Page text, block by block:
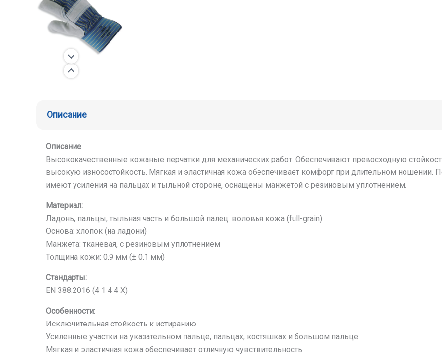
Описание
Описание
Высококачественные кожаные перчатки для механических работ. Обеспечивают превосходную
высокую износостойкость. Мягкая и эластичная кожа обеспечивает комфорт при длительном ношении.
имеют усиления на пальцах и тыльной стороне, оснащены манжетой с резиновым уплотнением.
Материал:
Ладонь, пальцы, тыльная часть и большой палец: воловья кожа (full-grain)
Основа: хлопок (на ладони)
Манжета: тканевая, с резиновым уплотнением
Толщина кожи: 0,9 мм (± 0,1 мм)
Стандарты:
EN 388:2016 (4 1 4 4 X)
Особенности:
Исключительная стойкость к истиранию
Усиленные участки на указательном пальце, пальцах, костяшках и большом пальце
Мягкая и эластичная кожа обеспечивает отличную чувствительность